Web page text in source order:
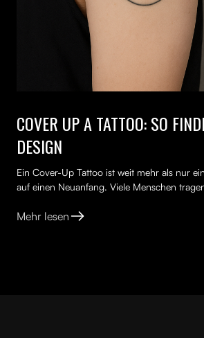
COVER UP A TATTOO: SO
DESIGN
Ein Cover-Up Tattoo ist weit mehr als nur
auf einen Neuanfang. Viele Menschen
Mehr lesen